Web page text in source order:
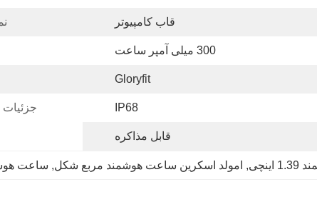
قاب کامپیوتر
300 میلی آمپر ساعت
Gloryfit
IP68 جزئیات
قابل مذاکره
, امولد اسکرین ساعت هوشمند مربع شکل, ساعت